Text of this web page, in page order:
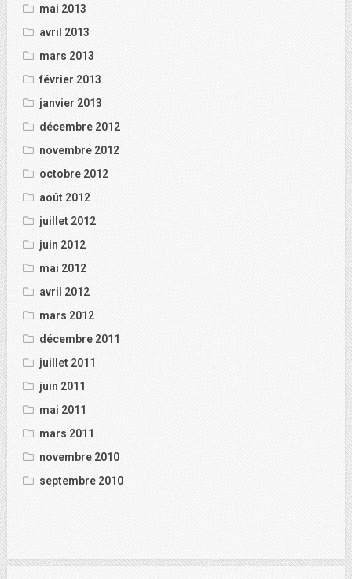
mai 2013
avril 2013
mars 2013
février 2013
janvier 2013
décembre 2012
novembre 2012
octobre 2012
août 2012
juillet 2012
juin 2012
mai 2012
avril 2012
mars 2012
décembre 2011
juillet 2011
juin 2011
mai 2011
mars 2011
novembre 2010
septembre 2010